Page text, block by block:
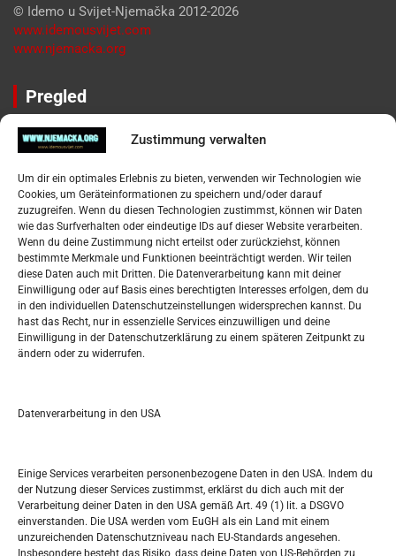
Zustimmung verwalten
Um dir ein optimales Erlebnis zu bieten, verwenden wir Technologien wie
Cookies, um Geräteinformationen zu speichern und/oder darauf
zuzugreifen. Wenn du diesen Technologien zustimmst, können wir Daten
wie das Surfverhalten oder eindeutige IDs auf dieser Website verarbeiten.
Wenn du deine Zustimmung nicht erteilst oder zurückziehst, können
bestimmte Merkmale und Funktionen beeinträchtigt werden. Wir teilen
diese Daten auch mit Dritten. Die Datenverarbeitung kann mit deiner
Einwilligung oder auf Basis eines berechtigten Interesses erfolgen, dem du
in den individuellen Datenschutzeinstellungen widersprechen kannst. Du
hast das Recht, nur in essenzielle Services einzuwilligen und deine
Einwilligung in der Datenschutzerklärung zu einem späteren Zeitpunkt zu
ändern oder zu widerrufen.
Datenverarbeitung in den USA
Einige Services verarbeiten personenbezogene Daten in den USA. Indem du
der Nutzung dieser Services zustimmst, erklärst du dich auch mit der
Verarbeitung deiner Daten in den USA gemäß Art. 49 (1) lit. a DSGVO
einverstanden. Die USA werden vom EuGH als ein Land mit einem
unzureichenden Datenschutzniveau nach EU-Standards angesehen.
Insbesondere besteht das Risiko, dass deine Daten von US-Behörden zu
© Idemo u Svijet-Njemačka 2012-2026
www.idemousvijet.com
www.njemacka.org
Pregled
Impressum
Datenschutzerklärung
Widerufsbelehrung
Oglašavanje / Postavite svoj oglas
Tko je “Idemo u Svijet – Njemačka?
Pretražite stranicu:
S
e
a
h
M D M D F S S
1
3 4 5 6 7 8